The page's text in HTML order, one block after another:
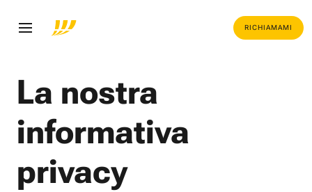
RICHIAMAMI
La nostra
informativa
privacy